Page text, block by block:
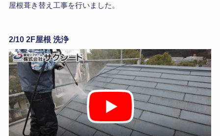
屋根葺き替え工事を行いました。
2/10 2F屋根 洗浄